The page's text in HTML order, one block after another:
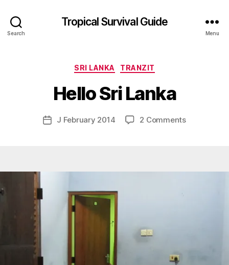
Search
Tropical Survival Guide
Menu
Categories
SRI LANKA TRANZIT
Hello Sri Lanka
Post
author
g
s
p
o
d
e
PostJ February 2014 2 Commentson